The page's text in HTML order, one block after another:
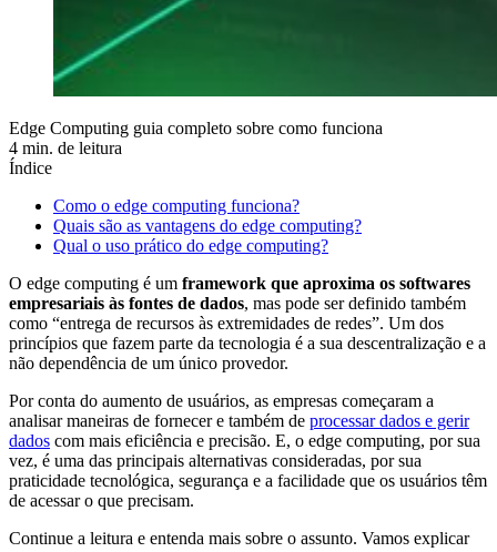
Edge Computing guia completo sobre como funciona
4 min. de leitura
Índice
Como o edge computing funciona?
Quais são as vantagens do edge computing?
Qual o uso prático do edge computing?
O edge computing é um framework que aproxima os softwares
empresariais às fontes de dados, mas pode ser definido também
como “entrega de recursos às extremidades de redes”. Um dos
princípios que fazem parte da tecnologia é a sua descentralização e a
não dependência de um único provedor.
Por conta do aumento de usuários, as empresas começaram a
analisar maneiras de fornecer e também de processar dados e gerir
dados com mais eficiência e precisão. E, o edge computing, por sua
vez, é uma das principais alternativas consideradas, por sua
praticidade tecnológica, segurança e a facilidade que os usuários têm
de acessar o que precisam.
Continue a leitura e entenda mais sobre o assunto. Vamos explicar